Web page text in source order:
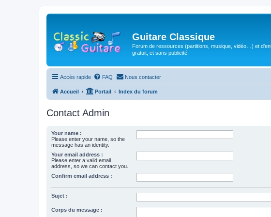
Guitare Classique
Forum de ressources (partitions, musique, vidéo…) et
gratuit, et sans publicité.
Accès rapide FAQ Nous contacter
Accueil Portail Index du forum
Contact Admin
Your name :
Please enter your name, so the
message has an identity.
Your email address :
Please enter a valid email
address, so we can contact you.
Confirm email address :
Sujet :
Corps du message :